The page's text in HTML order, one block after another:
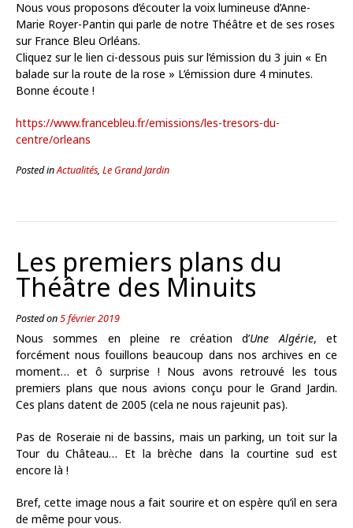
Nous vous proposons d’écouter la voix lumineuse d’Anne-
Marie Royer-Pantin qui parle de notre Théâtre et de ses roses
sur France Bleu Orléans.
Cliquez sur le lien ci-dessous puis sur l’émission du 3 juin « En
balade sur la route de la rose » L’émission dure 4 minutes.
Bonne écoute !
https://www.francebleu.fr/emissions/les-tresors-du-
centre/orleans
Posted inActualités, Le Grand Jardin
Les premiers plans du
Théâtre des Minuits
Posted on5 février 2019
Nous sommes en pleine re création d’Une Algérie, et
forcément nous fouillons beaucoup dans nos archives en ce
moment… et ô surprise ! Nous avons retrouvé les tous
premiers plans que nous avions conçu pour le Grand Jardin.
Ces plans datent de 2005 (cela ne nous rajeunit pas).
Pas de Roseraie ni de bassins, mais un parking, un toit sur la
Tour du Château… Et la brèche dans la courtine sud est
encore là !
Bref, cette image nous a fait sourire et on espère qu’il en sera
de même pour vous.